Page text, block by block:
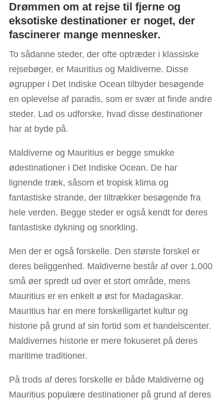
Drømmen om at rejse til fjerne og
eksotiske destinationer er noget, der
fascinerer mange mennesker.
To sådanne steder, der ofte optræder i klassiske
rejsebøger, er Mauritius og Maldiverne. Disse
øgrupper i Det Indiske Ocean tilbyder besøgende
en oplevelse af paradis, som er svær at finde andre
steder. Lad os udforske, hvad disse destinationer
har at byde på.
Maldiverne og Mauritius er begge smukke
ødestinationer i Det Indiske Ocean. De har
lignende træk, såsom et tropisk klima og
fantastiske strande, der tiltrækker besøgende fra
hele verden. Begge steder er også kendt for deres
fantastiske dykning og snorkling.
Men der er også forskelle. Den største forskel er
deres beliggenhed. Maldiverne består af over 1.000
små øer spredt ud over et stort område, mens
Mauritius er en enkelt ø øst for Madagaskar.
Mauritius har en mere forskelligartet kultur og
historie på grund af sin fortid som et handelscenter.
Maldivernes historie er mere fokuseret på deres
maritime traditioner.
På trods af deres forskelle er både Maldiverne og
Mauritius populære destinationer på grund af deres